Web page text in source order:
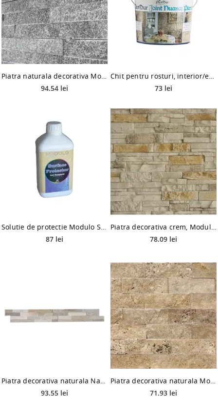
Piatra naturala decorativa Modulo Natimur Mineral Grey, interior/exterior
94.54 lei
73 lei
Solutie de protectie Modulo Surface Protector Anti Dampness, 1 l
87 lei
Piatra decorativa crem, Modulo Virtuosa Misti, interior/exterior
78.09 lei
Piatra decorativa naturala Natimur exterior, multi bej, 40 x 10 cm
93.55 lei
Piatra decorativa naturala Modulo Natimur, noce travertin, exterior
71.93 lei